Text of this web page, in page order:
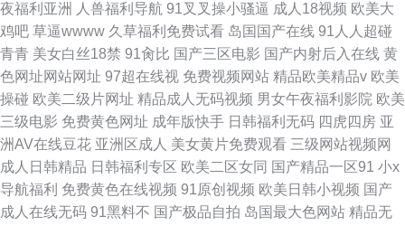
夜福利亚洲
人兽福利导航 91叉叉操小骚逼 成人18视频 欧美大
鸡吧 草逼wwww 久草福利免费试看 岛国国产在线 91人人超碰
青青 美女白丝18禁 91肏比 国产三区电影 国产内射后入在线 黄
色网址网站网址 97超在线视 免费视频网站 精品欧美精品v 欧美
操碰 欧美二级片网址 精品成人无码视频 男女午夜福利影院 欧美
三级电影 免费黄色网址 成年版快手 日韩福利无码 四虎四房 亚
洲AV在线豆花 亚洲区成人 美女黄片免费观看 三级网站视频网
成人日韩精品 日韩福利专区 欧美二区女同 国产精品一区91 小x
导航福利 免费黄色在线视频 91原创视频 欧美日韩小视频 国产
成人在线无码 91黑料不 国产极品自拍 岛国最大色网站 精品无